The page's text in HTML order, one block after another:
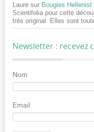
Laure sur Bougies
Scentifolia pour cette
très original. Elles sont
Newsletter : recevez
Nom
Email